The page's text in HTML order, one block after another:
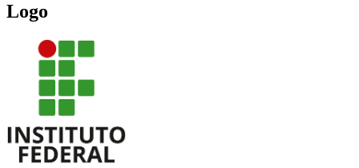
Logo